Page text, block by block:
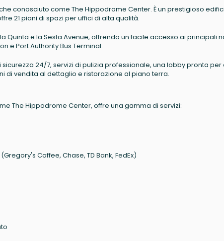
conosciuto come The Hippodrome Center. È un prestigioso
21 piani di spazi per uffici di alta qualità.
e la Sesta Avenue, offrendo un facile accesso ai principali
e Port Authority Bus Terminal.
24/7, servizi di pulizia professionale, una lobby pronta per
di vendita al dettaglio e ristorazione al piano terra.
The Hippodrome Center, offre una gamma di servizi:
Coffee, Chase, TD Bank, FedEx)